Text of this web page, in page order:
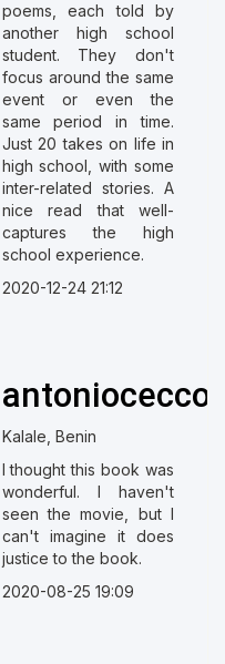
poems, each told by
another high school
student. They don't
focus around the same
event or even the
same period in time.
Just 20 takes on life in
high school, with some
inter-related stories. A
nice read that well-
captures the high
school experience.
2020-12-24 21:12
Kalale, Benin
I thought this book was
wonderful. I haven't
seen the movie, but I
can't imagine it does
justice to the book.
2020-08-25 19:09